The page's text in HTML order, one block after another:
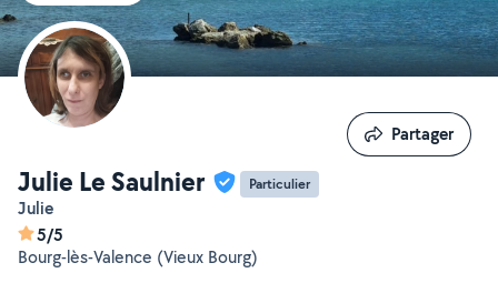
Julie Le Saulnier Particulier
Julie
5/5
Bourg-lès-Valence (Vieux Bourg)
Partager
Partager